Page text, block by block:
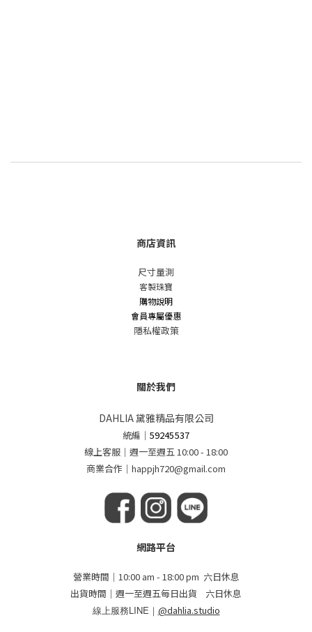
商店資訊
尺寸量測
客製珠寶
購物說明
會員專屬優惠
隱私權政策
關於我們
DAHLIA 黛雅精品有限公司
統編 ｜59245537
線上客服｜週一至週五 10:00 - 18:00
商業合作｜happjh720@gmail.com
網路平台
營業時間｜10:00 am - 18:00 pm 六日休息
出貨時間｜週一至週五每日出貨 六日休息
線上服務LINE｜ @dahlia.studio